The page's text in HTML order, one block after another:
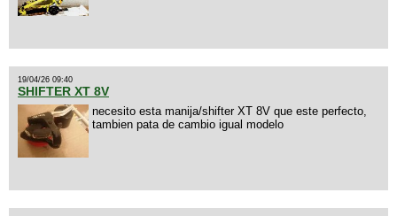
19/04/26 09:40
SHIFTER XT 8V
necesito esta manija/shifter XT 8V que este perfecto,
tambien pata de cambio igual modelo